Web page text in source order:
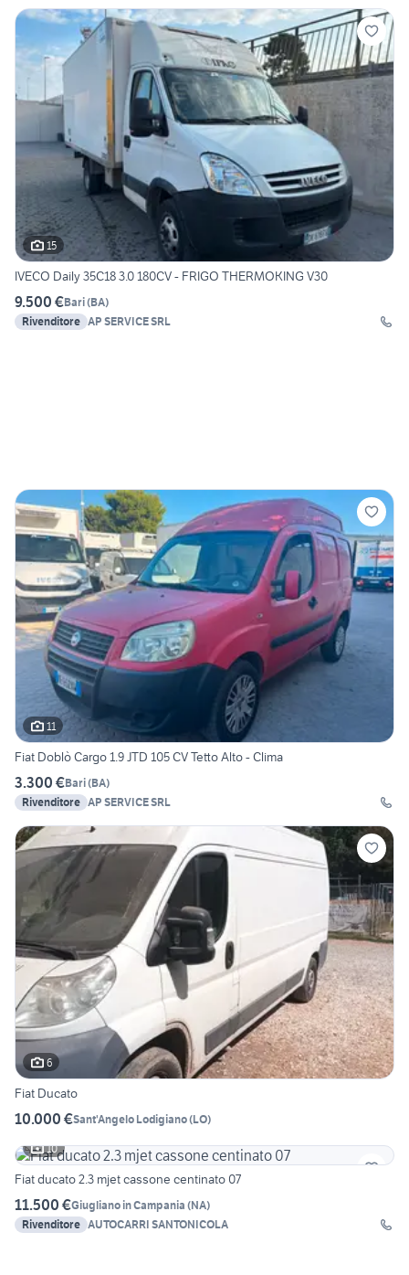
15
IVECO Daily 35C18 3.0 180CV - FRIGO THERMOKING V30
9.500 €Bari(BA)
Rivenditore AP SERVICE SRL
11
Fiat Doblò Cargo 1.9 JTD 105 CV Tetto Alto - Clima
3.300 €Bari(BA)
Rivenditore AP SERVICE SRL
6
Fiat Ducato
10.000 €Sant'Angelo Lodigiano(LO)
10
Fiat ducato 2.3 mjet cassone centinato 07
11.500 €Giugliano in Campania (NA)
Rivenditore AUTOCARRI SANTONICOLA